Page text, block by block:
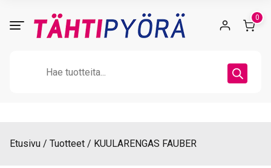
0
Etusivu Tuotteet KUULARENGAS FAUBER